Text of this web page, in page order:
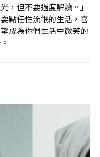
，但不要過度解讀。」
點任性流氓的生活，喜
成為你們生活中微笑的